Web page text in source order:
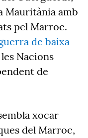
Mauritània amb
pel Marroc.
de baixa
Nacions
de
xocar
del Marroc,